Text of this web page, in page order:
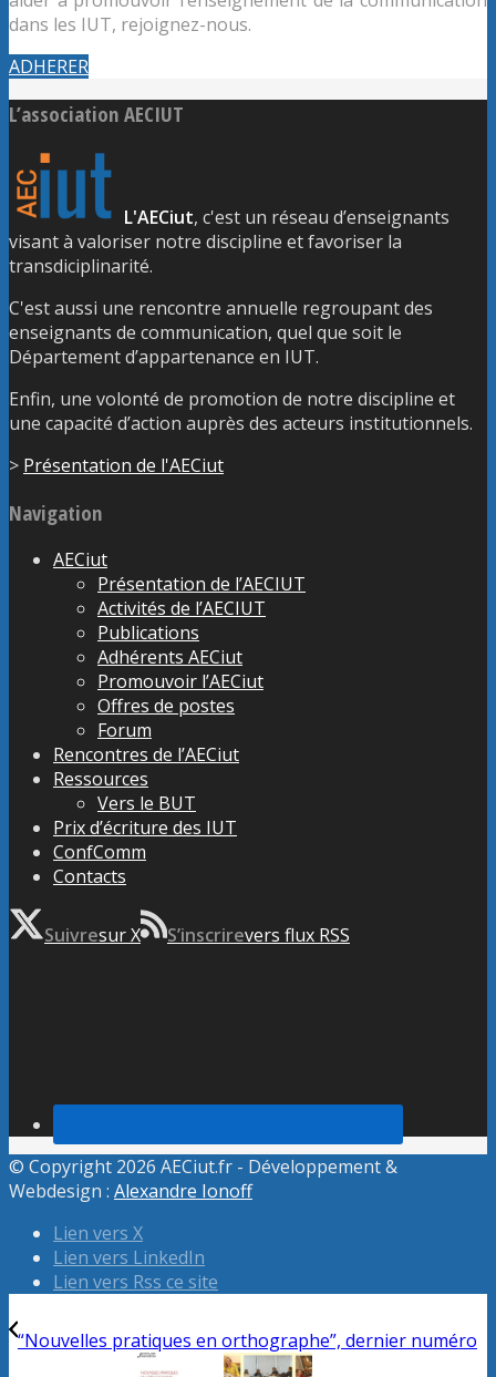
dans les IUT, rejoignez-nous.
ADHERER
L’association AECIUT
L'AECiut, c'est un réseau d’enseignants
visant à valoriser notre discipline et favoriser la
transdiciplinarité.
C'est aussi une rencontre annuelle regroupant des
enseignants de communication, quel que soit le
Département d’appartenance en IUT.
Enfin, une volonté de promotion de notre discipline et
une capacité d’action auprès des acteurs institutionnels.
> Présentation de l'AECiut
Navigation
AECiut
Présentation de l’AECIUT
Activités de l’AECIUT
Publications
Adhérents AECiut
Promouvoir l’AECiut
Offres de postes
Forum
Rencontres de l’AECiut
Ressources
Vers le BUT
Prix d’écriture des IUT
ConfComm
Contacts
Suivresur X S’inscrirevers flux RSS
© Copyright 2026 AECiut.fr - Développement &
Webdesign : Alexandre Ionoff
Lien vers X
Lien vers LinkedIn
Lien vers Rss ce site
“Nouvelles pratiques en orthographe”, dernier numéro